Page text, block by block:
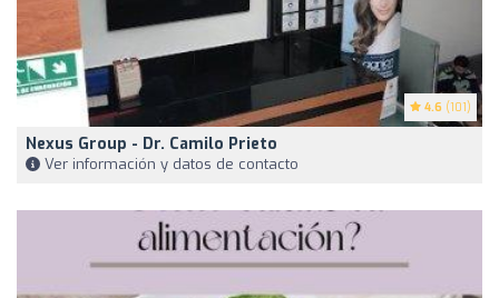
4.6 (101)
Nexus Group - Dr. Camilo Prieto
Ver información y datos de contacto